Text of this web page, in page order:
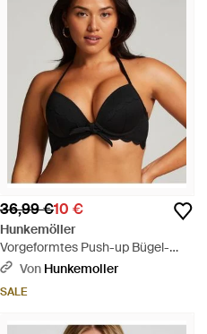
36,99 €10 €
Hunkemöller
Vorgeformtes Push-up Bügel-
Bikinitop Scallop Cup A - E -
Von Hunkemoller
SALE